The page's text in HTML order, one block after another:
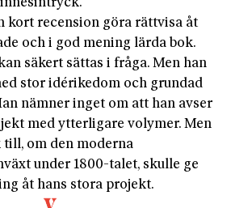
kort recension göra rättvisa åt
och i god mening lärda bok.
säkert sättas i fråga. Men han
stor idérikedom och grundad
nämner inget om att han avser
med ytterligare volymer. Men
till, om den moderna
under 1800-talet, skulle ge
åt hans stora projekt.